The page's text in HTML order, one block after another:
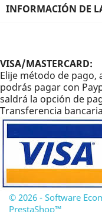
INFORMACIÓN DE
VISA/MASTERCARD:
Elije método de pago,
podrás pagar con
saldrá la opción de
Transferencia
© 2026 - Software
PrestaShop™